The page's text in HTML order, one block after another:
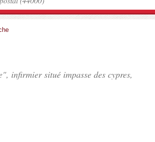
infirmier situé impasse des cypres,